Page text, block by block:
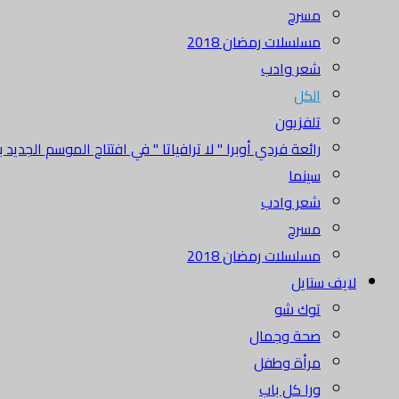
مسرح
مسلسلات رمضان 2018
شعر وادب
الكل
تلفزيون
رائعة فردي أوبرا " لا ترافياتا " في افتتاح الموسم الجديد
سينما
شعر وادب
مسرح
مسلسلات رمضان 2018
لايف ستايل
توك شو
صحة وجمال
مرأة وطفل
ورا كل باب